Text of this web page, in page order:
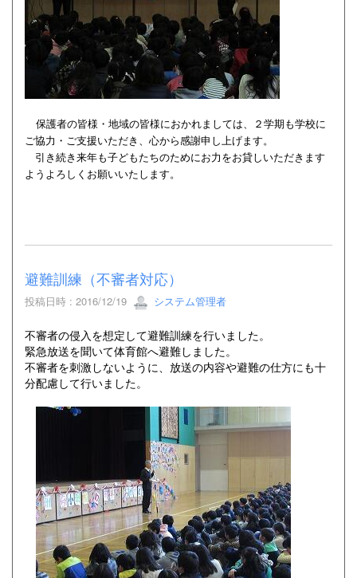
保護者の皆様・地域の皆様におかれましては、２学期も学校に
ご協力・ご支援いただき、心から感謝申し上げます。
引き続き来年も子どもたちのためにお力をお貸しいただきます
ようよろしくお願いいたします。
避難訓練（不審者対応）
投稿日時 : 2016/12/19 システム管理者
不審者の侵入を想定して避難訓練を行いました。
緊急放送を聞いて体育館へ避難しました。
不審者を刺激しないように、放送の内容や避難の仕方にも十
分配慮して行いました。